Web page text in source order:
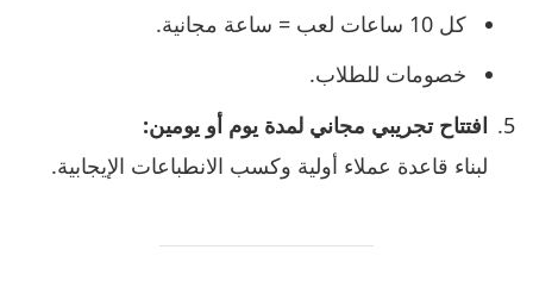
كل 10 ساعات لعب = ساعة مجانية.
خصومات للطلاب.
افتتاح تجريبي مجاني لمدة يوم أو يومين:
لبناء قاعدة عملاء أولية وكسب الانطباعات الإيجابية.